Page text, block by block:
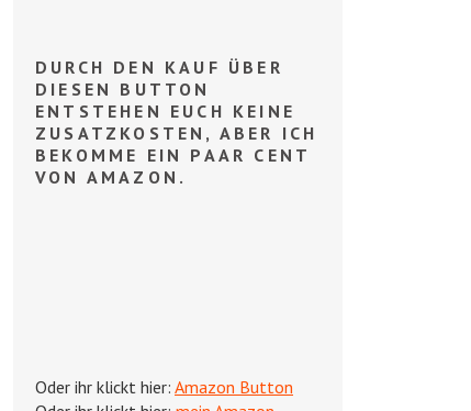
DURCH DEN KAUF ÜBER
DIESEN BUTTON
ENTSTEHEN EUCH KEINE
ZUSATZKOSTEN, ABER ICH
BEKOMME EIN PAAR CENT
VON AMAZON.
Oder ihr klickt hier: Amazon Button